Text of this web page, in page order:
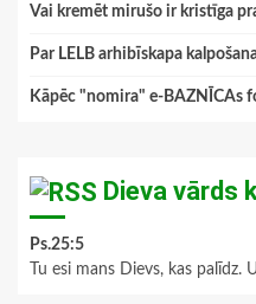
Vai kremēt mirušo ir kristīga
Par LELB arhibīskapa
Kāpēc "nomira" e-BAZNĪCAs
Dieva vārds
Ps.25:5
Tu esi mans Dievs, kas palīdz.